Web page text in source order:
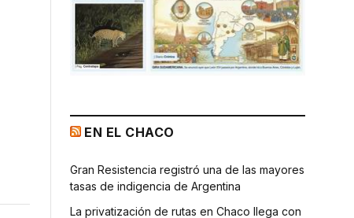
EN EL CHACO
Gran Resistencia registró una de las mayores
tasas de indigencia de Argentina
La privatización de rutas en Chaco llega con